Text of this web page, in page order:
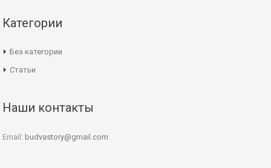
Категории
Без категории
Статьи
Наши контакты
Email: budvastory@gmail.com